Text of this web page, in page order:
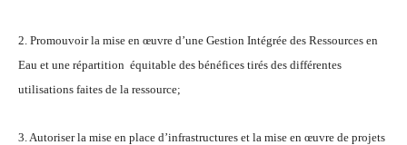
2. Promouvoir la mise en œuvre d’une Gestion Intégrée des Ressources en
Eau et une répartition équitable des bénéfices tirés des différentes
utilisations faites de la ressource;
3. Autoriser la mise en place d’infrastructures et la mise en œuvre de projets